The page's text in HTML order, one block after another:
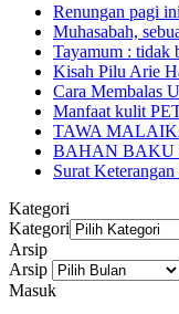
Renungan pagi
Muhasabah,
Tayamum : tidak
Kisah Pilu Arie
Cara Membalas
Manfaat kulit
TAWA
BAHAN BAKU
Surat
Kategori
Kategori
Arsip
Arsip
Masuk